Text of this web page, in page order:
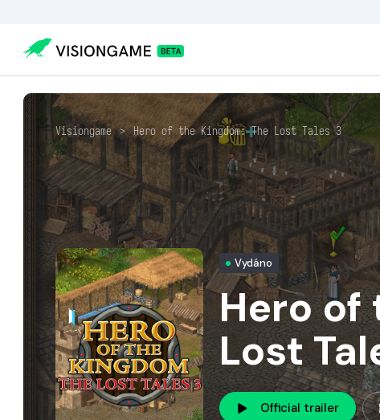
Visiongame > Hero of the Kingdom: The Lost Tales 3
Vydáno
Hero of
Lost
Official trailer